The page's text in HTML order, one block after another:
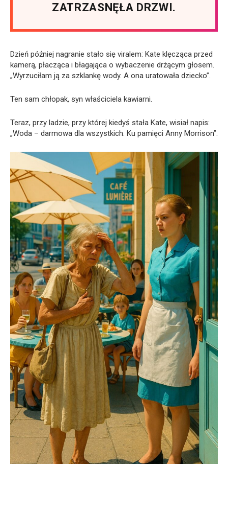
ZATRZASNĘŁA DRZWI.
Dzień później nagranie stało się viralem: Kate klęcząca przed
kamerą, płacząca i błagająca o wybaczenie drżącym głosem.
„Wyrzuciłam ją za szklankę wody. A ona uratowała dziecko”.
Ten sam chłopak, syn właściciela kawiarni.
Teraz, przy ladzie, przy której kiedyś stała Kate, wisiał napis:
„Woda – darmowa dla wszystkich. Ku pamięci Anny Morrison”.